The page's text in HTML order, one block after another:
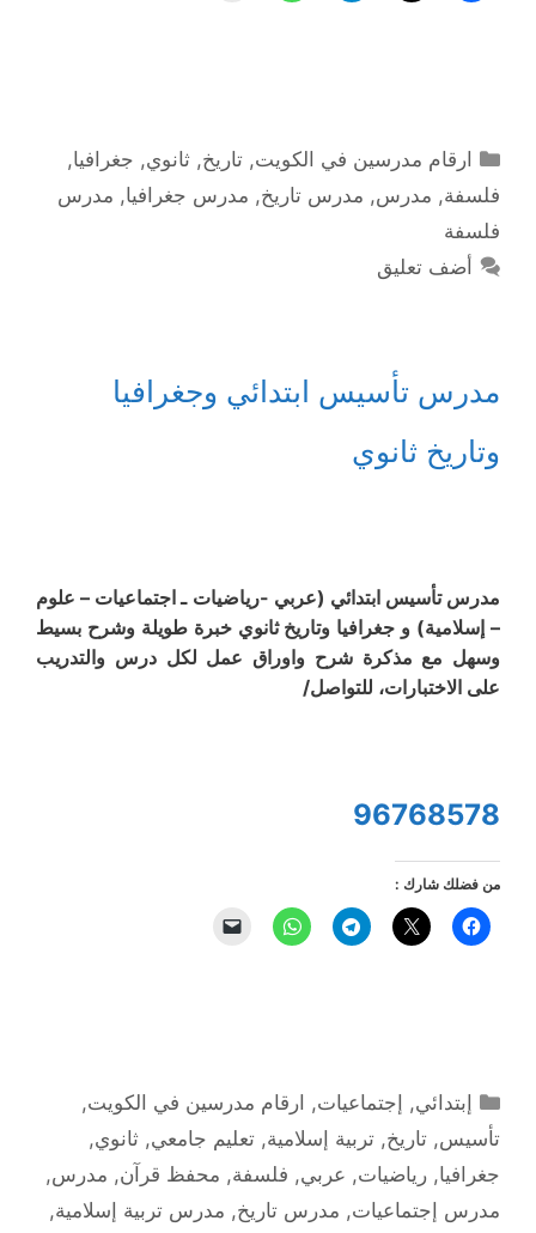
التصنيفات
ارقام مدرسين في الكويت,تاريخ,ثانوي, جغرافيا,
فلسفة, مدرس, مدرس تاريخ, مدرس جغرافيا, مدرس
فلسفة
أضف تعليق
مدرس تأسيس ابتدائي وجغرافيا
وتاريخ ثانوي
مدرس تأسيس ابتدائي (عربي -رياضيات ـ اجتماعيات – علوم
– إسلامية) و جغرافيا وتاريخ ثانوي خبرة طويلة وشرح بسيط
وسهل مع مذكرة شرح واوراق عمل لكل درس والتدريب
على الاختبارات، للتواصل/
96768578
من فضلك شارك :
التصنيفات
إبتدائي, إجتماعيات, ارقام مدرسين في الكويت,
تأسيس, تاريخ, تربية إسلامية, تعليم جامعي, ثانوي,
جغرافيا, رياضيات, عربي, فلسفة, محفظ قرآن, مدرس,
مدرس إجتماعيات, مدرس تاريخ, مدرس تربية إسلامية,